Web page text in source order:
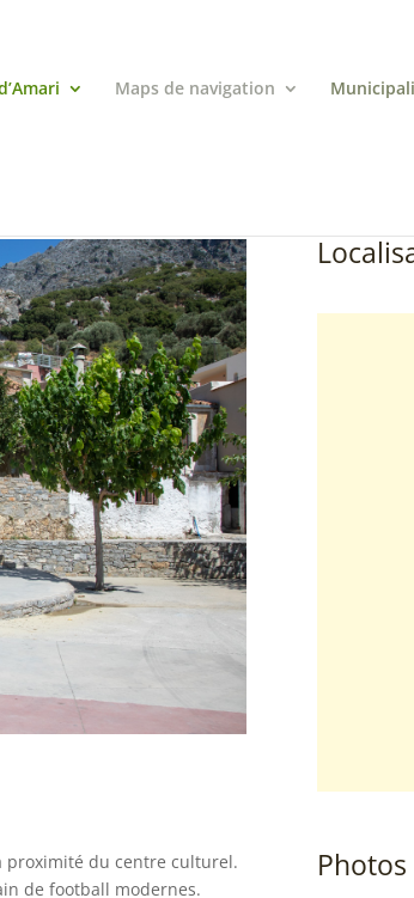
Maps de navigation
proximité du centre culturel.
de football modernes.
Photos